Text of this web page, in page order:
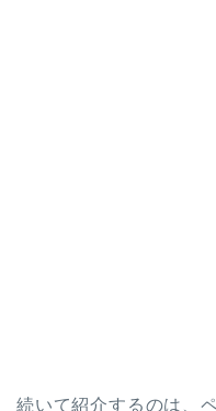
続いて紹介するのは、